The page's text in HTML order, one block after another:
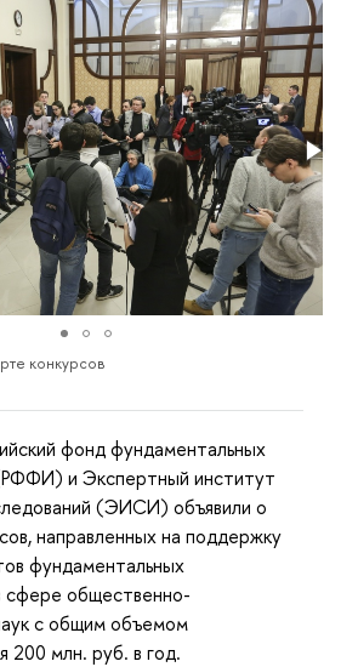
конкурсов
фонд фундаментальных
и Экспертный институт
(ЭИСИ) объявили о
направленных на поддержку
фундаментальных
сфере общественно-
с общим объемом
200 млн. руб. в год.